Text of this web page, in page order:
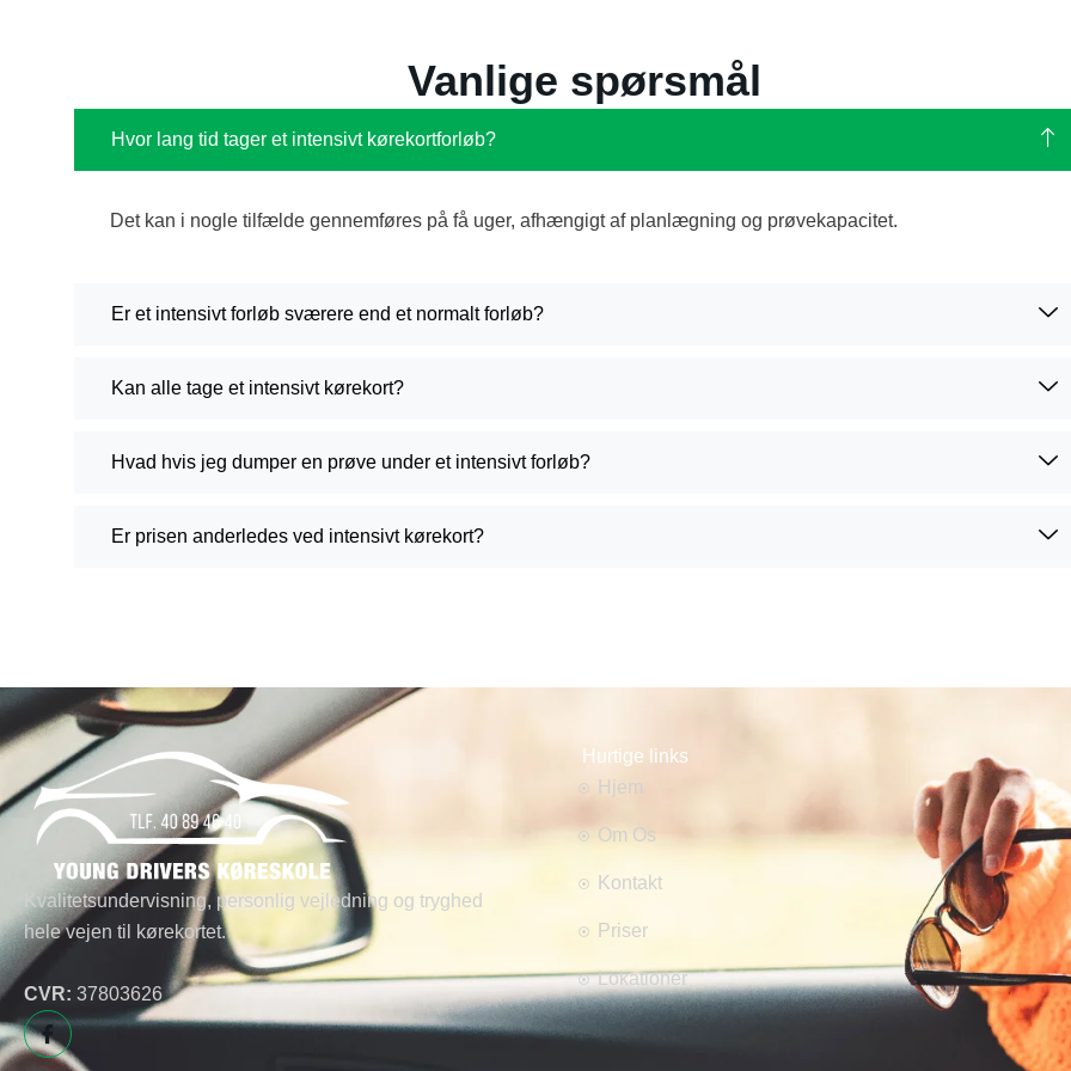
Vanlige spørsmål
Hvor lang tid tager et intensivt kørekortforløb?
Det kan i nogle tilfælde gennemføres på få uger, afhængigt af planlægning og prøvekapacitet.
Er et intensivt forløb sværere end et normalt forløb?
Kan alle tage et intensivt kørekort?
Hvad hvis jeg dumper en prøve under et intensivt forløb?
Er prisen anderledes ved intensivt kørekort?
Kvalitetsundervisning, personlig vejledning og tryghed
hele vejen til kørekortet.
CVR: 37803626
Hurtige links
Hjem
Om Os
Kontakt
Priser
Lokationer